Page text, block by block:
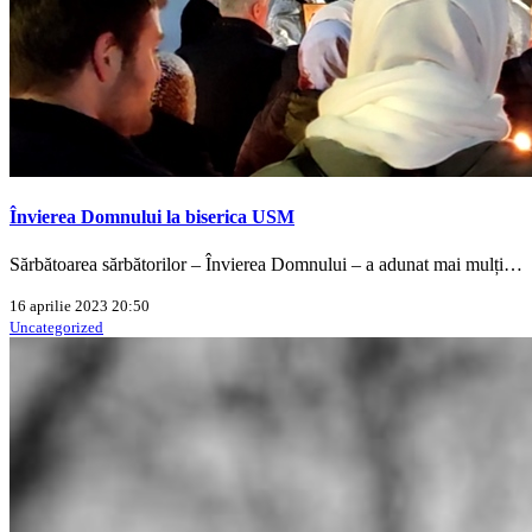
Învierea Domnului la biserica USM
Sărbătoarea sărbătorilor – Învierea Domnului – a adunat mai mulți…
16 aprilie 2023 20:50
Uncategorized